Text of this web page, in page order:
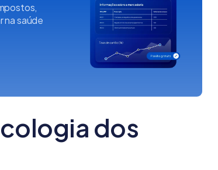
na saúde
dos